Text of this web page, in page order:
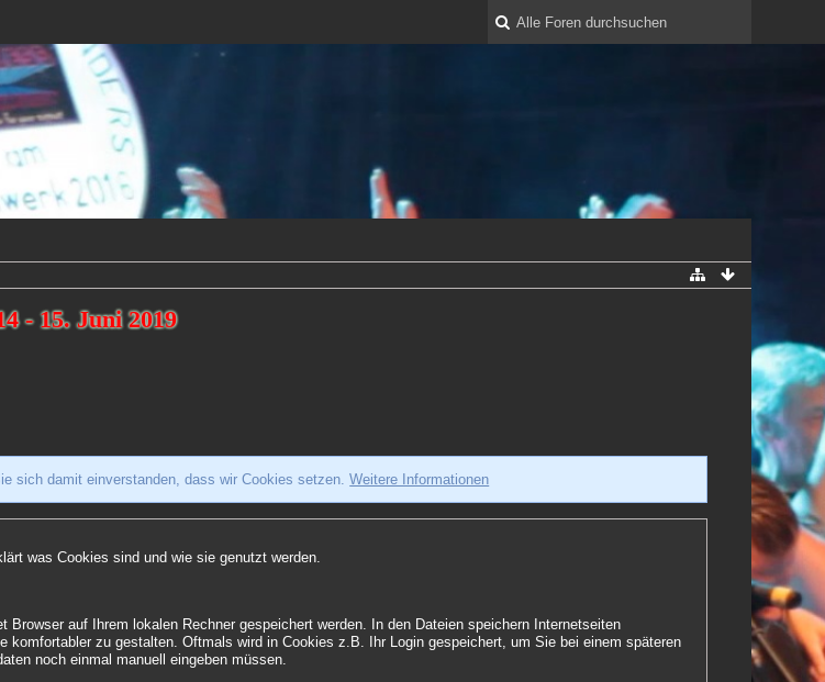
- 15. Juni 2019
sich damit einverstanden, dass wir Cookies setzen.Weitere Informationen
was Cookies sind und wie sie genutzt werden.
auf Ihrem lokalen Rechner gespeichert werden. In den Dateien speichern Internetseiten
zu gestalten. Oftmals wird in Cookies z.B. Ihr Login gespeichert, um Sie bei einem späteren
noch einmal manuell eingeben müssen.